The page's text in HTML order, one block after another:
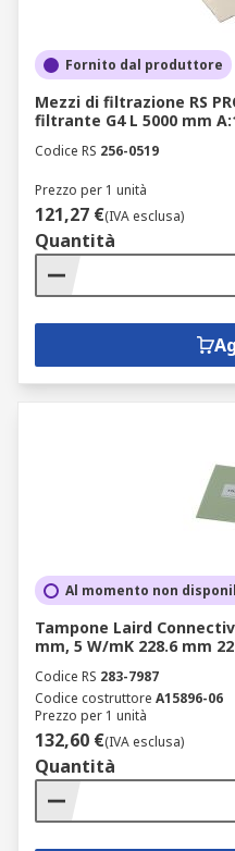
Fornito dal produttore
Mezzi di filtrazione RS
filtrante G4 L 5000 mm
Codice RS 256-0519
Prezzo per 1 unità
121,27 €(IVA esclusa)
Quantità
Al momento non
Tampone Laird
mm, 5 W/mK 228.6 mm
Codice RS 283-7987
Codice costruttore A15896-06
Prezzo per 1 unità
132,60 €(IVA esclusa)
Quantità